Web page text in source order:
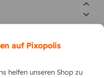
auf Pixopolis
helfen unseren Shop zu